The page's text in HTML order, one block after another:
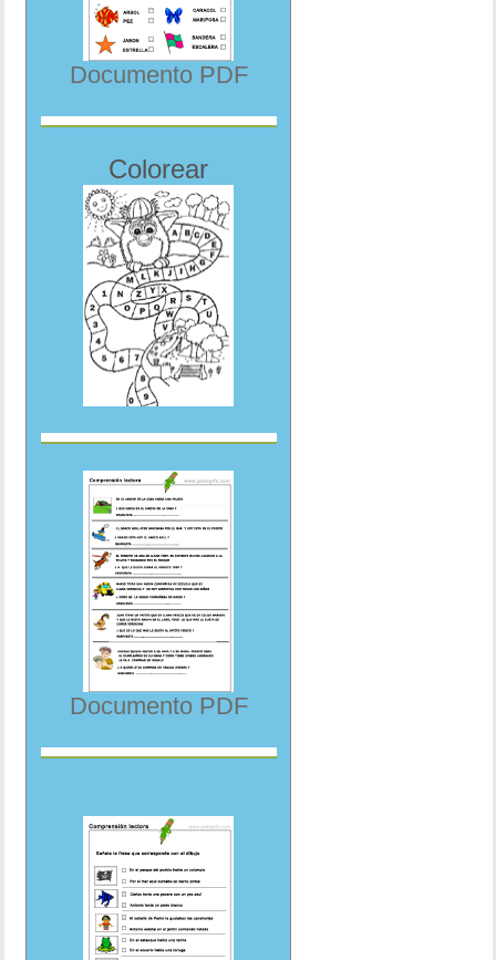
Documento PDF
Colorear
Documento PDF